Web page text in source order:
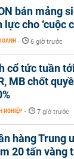
bán mảng
lực cho ‘cuộc
- 6 giờ trước
cổ tức tuần
MB chốt
NGHIỆP - 7 giờ trước
hàng Trung
20 tấn vàng